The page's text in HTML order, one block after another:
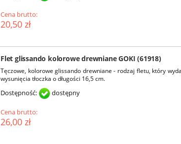
Cena brutto:
20,50 zł
Flet glissando kolorowe drewniane GOKI (61918)
Tęczowe, kolorowe glissando drewniane - rodzaj fletu, który
wysunięcia tłoczka o długości 16,5 cm.
Dostępność: dostępny
Cena brutto:
26,00 zł